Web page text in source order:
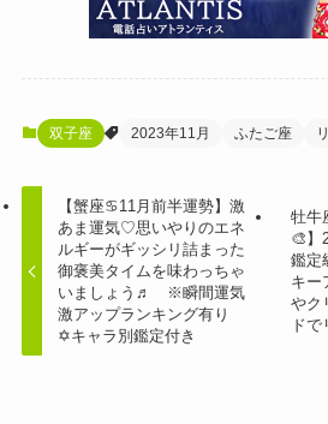
双子座 2023年11月 ふたご座
【蟹座♋11月前半運勢】激
あま運気♡思いやりのエネ
ルギーがギッシリ詰まった
御褒美タイムを味わっちゃ
いましょう♬ ※瞬間運気
激アップランキング有り
✡️キャラ別鑑定付き
牡牛
🎨】
鑑定
キー
やク
ド